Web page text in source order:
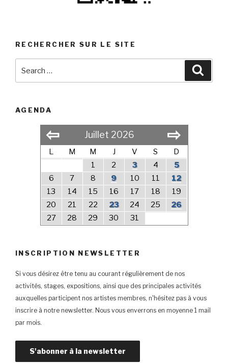
RECHERCHER SUR LE SITE
AGENDA
⇦ Juillet 2026 ⇨
L M M J V S
D
1
2 3 4
5
6
7 8 9 10 11
12
13
14 15 16 17 18
19
20
21 22 23 24 25
26
27
28 29 30 31
INSCRIPTION NEWSLETTER
Si vous désirez être tenu au courant régulièrement de nos
activités, stages, expositions, ainsi que des principales activités
auxquelles participent nos artistes membres, n'hésitez pas à vous
inscrire à notre newsletter. Nous vous enverrons en moyenne 1 mail
par mois.